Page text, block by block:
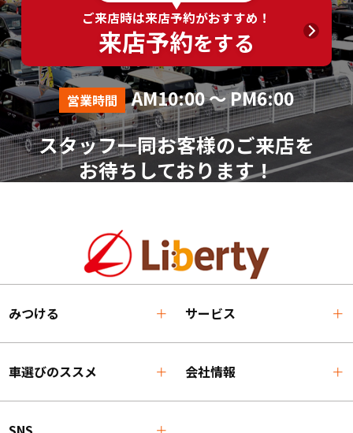
ご来店時は来店予約がおすすめ！
来店予約をする
営業時間 AM10:00 ～ PM6:00
スタッフ一同お客様のご来店を
お待ちしております！
みつける サービス
車選びのススメ 会社情報